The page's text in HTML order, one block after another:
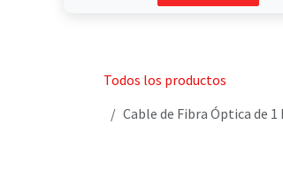
Todos los productos
Cable de Fibra Óptica de